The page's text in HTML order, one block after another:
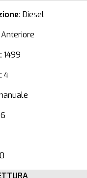
Diesel
Anteriore
1499
4
6